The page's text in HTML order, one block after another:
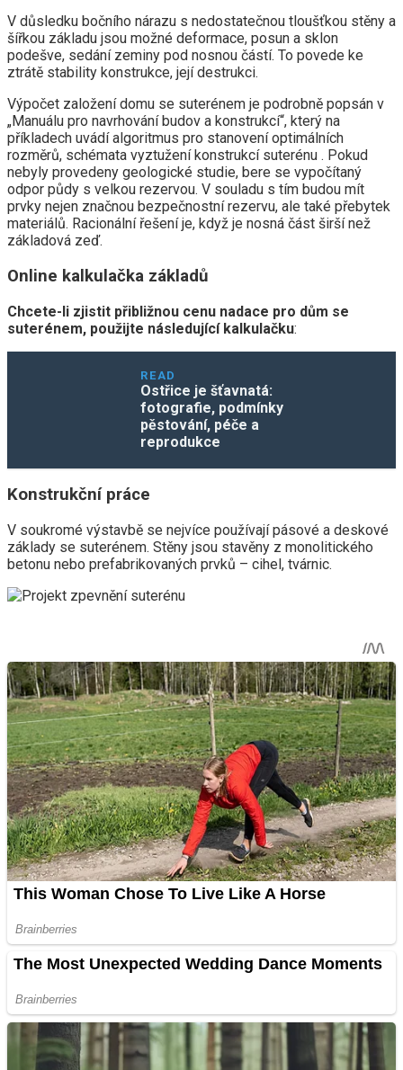
V důsledku bočního nárazu s nedostatečnou tloušťkou stěny a
šířkou základu jsou možné deformace, posun a sklon
podešve, sedání zeminy pod nosnou částí. To povede ke
ztrátě stability konstrukce, její destrukci.
Výpočet založení domu se suterénem je podrobně popsán v
„Manuálu pro navrhování budov a konstrukcí“, který na
příkladech uvádí algoritmus pro stanovení optimálních
rozměrů, schémata vyztužení konstrukcí suterénu . Pokud
nebyly provedeny geologické studie, bere se vypočítaný
odpor půdy s velkou rezervou. V souladu s tím budou mít
prvky nejen značnou bezpečnostní rezervu, ale také přebytek
materiálů. Racionální řešení je, když je nosná část širší než
základová zeď.
Online kalkulačka základů
Chcete-li zjistit přibližnou cenu nadace pro dům se
suterénem, ​​použijte následující kalkulačku:
READ
Ostřice je šťavnatá:
fotografie, podmínky
pěstování, péče a
reprodukce
Konstrukční práce
V soukromé výstavbě se nejvíce používají pásové a deskové
základy se suterénem. Stěny jsou stavěny z monolitického
betonu nebo prefabrikovaných prvků – cihel, tvárnic.